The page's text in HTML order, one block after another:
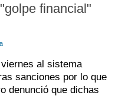
financial"
al sistema
sanciones por lo que
denunció que dichas